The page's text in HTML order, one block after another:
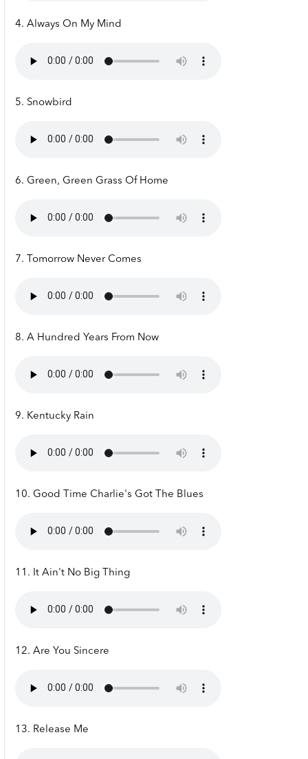
4. Always On My Mind
5. Snowbird
6. Green, Green Grass Of Home
7. Tomorrow Never Comes
8. A Hundred Years From Now
9. Kentucky Rain
10. Good Time Charlie's Got The Blues
11. It Ain't No Big Thing
12. Are You Sincere
13. Release Me